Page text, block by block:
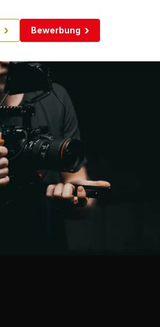
Bewerbung